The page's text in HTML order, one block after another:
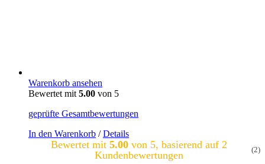
Warenkorb ansehen
Bewertet mit 5.00 von 5
geprüfte Gesamtbewertungen
In den Warenkorb / Details
Bewertet mit 5.00von 5, basierend auf 2
Kundenbewertungen
(2)